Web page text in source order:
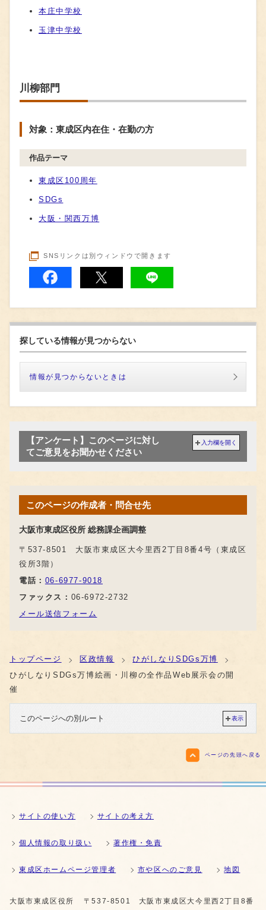
本庄中学校
玉津中学校
川柳部門
対象：東成区内在住・在勤の方
作品テーマ
東成区100周年
SDGs
大阪・関西万博
SNSリンクは別ウィンドウで開きます
探している情報が見つからない
情報が見つからないときは
【アンケート】このページに対し
てご意見をお聞かせください
入力欄を開く
このページの作成者・問合せ先
大阪市東成区役所 総務課企画調整
〒537-8501 大阪市東成区大今里西2丁目8番4号（東成区
役所3階）
電話： 06-6977-9018
ファックス： 06-6972-2732
メール送信フォーム
トップページ 区政情報
ひがしなりSDGs万博
ひがしなりSDGs万博絵画・川柳の全作品Web展示会の開
催
このページへの別ルート 表示
ページの先頭へ戻る
サイトの使い方 サイトの考え方
個人情報の取り扱い 著作権・免責
東成区ホームページ管理者 市や区へのご意見 地図
大阪市東成区役所 〒537-8501 大阪市東成区大今里西2丁目8番